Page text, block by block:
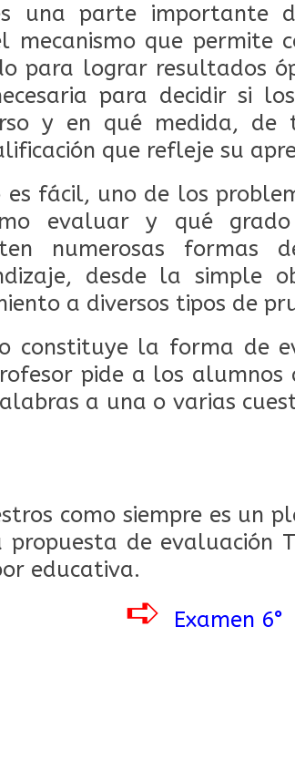
una parte importante
mecanismo que permite
para lograr resultados
para decidir si
y en qué medida, de
que refleje su
es fácil, uno de los
evaluar y qué
numerosas
desde la simple
a diversos tipos de
constituye la forma de
pide a los alumnos
a una o varias
como siempre es un
de evaluación
educativa.
➪ Examen 6°